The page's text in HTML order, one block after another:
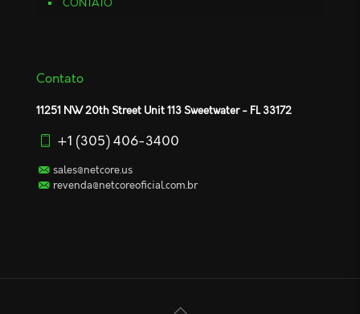
CONTATO
Contato
11251 NW 20th Street Unit 113 Sweetwater - FL 33172
+1 (305) 406-3400
sales@netcore.us
revenda@netcoreoficial.com.br